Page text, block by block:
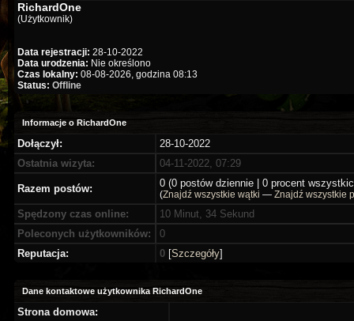
RichardOne
(Użytkownik)
Data rejestracji: 28-10-2022
Data urodzenia: Nie określono
Czas lokalny: 08-08-2026, godzina 08:13
Status: Offline
Informacje o RichardOne
Dołączył:
28-10-2022
Ostatnia wizyta:
04-11-2022, 07:29
Razem postów: 0 (0 postów dziennie | 0 procent
(Znajdź wszystkie wątki — Znajdź wszystkie
Spędzony czas online:
10 Minut, 34 Sekund
Poleconych użytkowników:
0
Reputacja:
0 [Szczegóły]
Dane kontaktowe użytkownika RichardOne
Strona domowa: